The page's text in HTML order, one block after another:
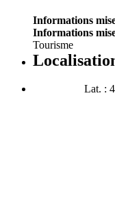
Informations
Informations
Tourisme
Lat. :